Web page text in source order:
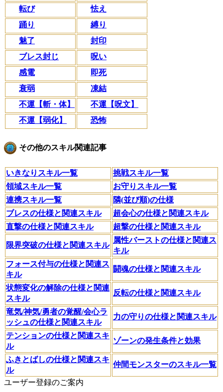
転び
怯え
踊り
縛り
魅了
封印
ブレス封じ
呪い
感電
即死
衰弱
凍結
不運【斬・体】
不運【呪文】
不運【弱化】
恐怖
その他のスキル関連記事
いきなりスキル一覧
挑戦スキル一覧
領域スキル一覧
お守りスキル一覧
連携スキル一覧
隣(並び順)の仕様
ブレスの仕様と関連スキル
超会心の仕様と関連スキル
直撃の仕様と関連スキル
超撃の仕様と関連スキル
限界突破の仕様と関連スキル
属性バーストの仕様と関連ス
キル
フォース付与の仕様と関連ス
キル
闘魂の仕様と関連スキル
状態変化の解除の仕様と関連
スキル
反転の仕様と関連スキル
竜気/神気/勇者の覚醒/会心ラ
ッシュの仕様と関連スキル
力の守りの仕様と関連スキル
テンションの仕様と関連スキ
ル
ゾーンの発生条件と効果
ふきとばしの仕様と関連スキ
ル
仲間モンスターのスキル一覧
ユーザー登録のご案内